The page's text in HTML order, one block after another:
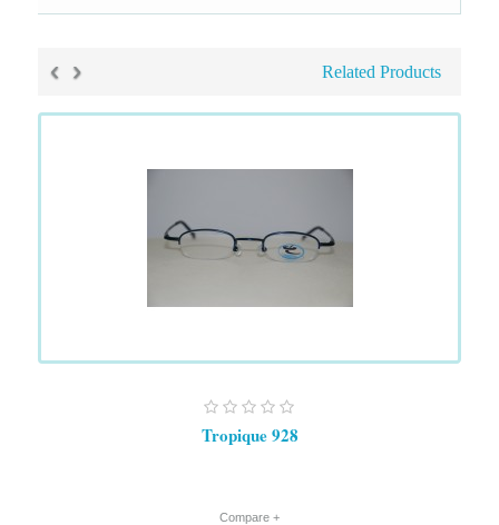
Related Products
‹
›
Tropique 928
+ Compare